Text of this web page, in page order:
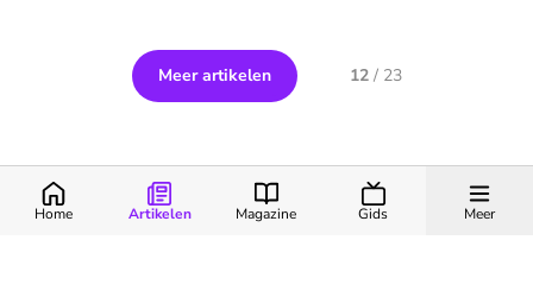
Meer artikelen 12/ 23
Home Artikelen Magazine Gids Meer